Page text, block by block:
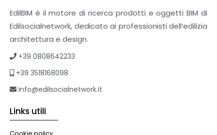
EdilBIM è il motore di ricerca prodotti e oggetti BIM di
Edilsocialnetwork, dedicato ai professionisti dell’edilizia
architettura e design.
+39 0808642233
+39 3518168098
info@edilsocialnetwork.it
Links utili